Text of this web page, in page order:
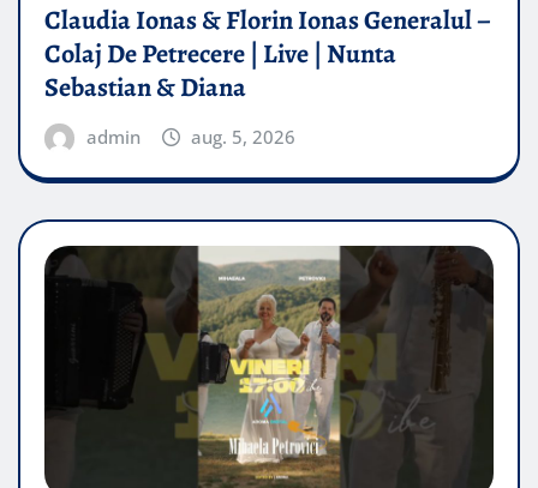
Claudia Ionas & Florin Ionas Generalul –
Colaj De Petrecere | Live | Nunta
Sebastian & Diana
admin aug. 5, 2026